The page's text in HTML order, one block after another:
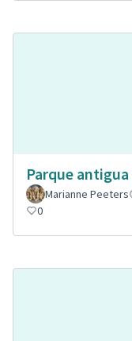
Parque
Marianne Peeters
0